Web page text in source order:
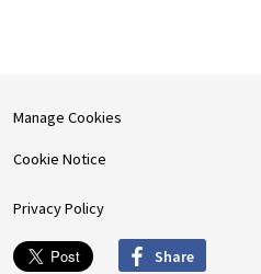
Manage Cookies
Cookie Notice
Privacy Policy
Share